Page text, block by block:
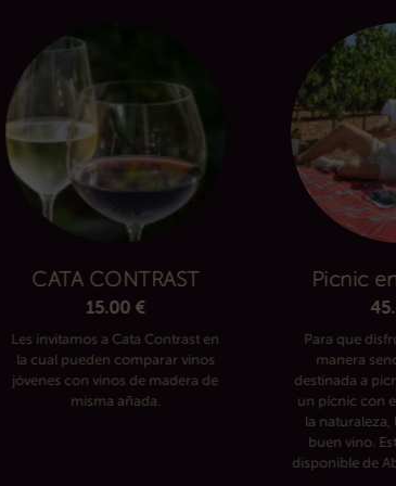
CATA CONTRAST
15.00 €
Les invitamos a Cata Contrast en
la cual pueden comparar vinos
jóvenes con vinos de madera de
misma añada.
Picnic
Para que
manera
destinada a
un pícnic con
la naturaleza,
buen vino.
disponible de